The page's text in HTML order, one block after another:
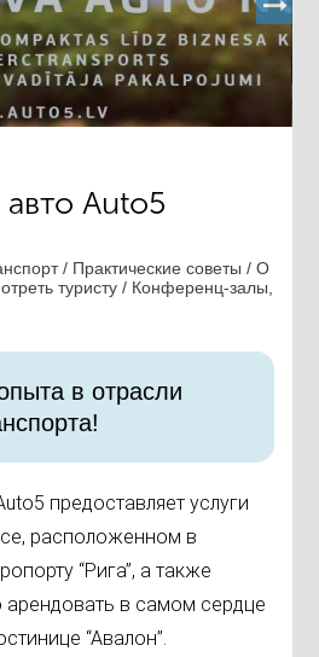
Auto5
/ Практические советы /О
туристу / Конференц-залы,
в отрасли
предоставляет услуги
расположенном в
“Рига”, а также
в самом сердце
“Авалон”.